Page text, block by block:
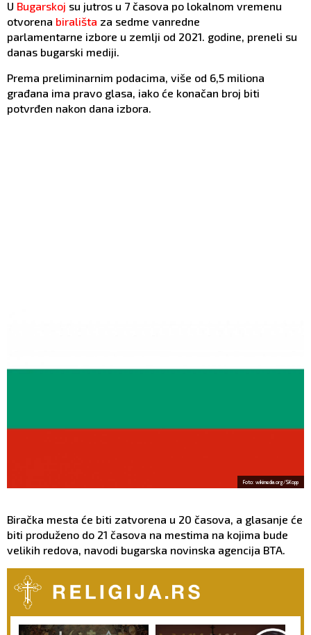
U Bugarskoj su jutros u 7 časova po lokalnom vremenu
otvorena birališta za sedme vanredne
parlamentarne izbore u zemlji od 2021. godine, preneli su
danas bugarski mediji.
Prema preliminarnim podacima, više od 6,5 miliona
građana ima pravo glasa, iako će konačan broj biti
potvrđen nakon dana izbora.
Foto: wikimedia.org/SKopp
Biračka mesta će biti zatvorena u 20 časova, a glasanje će
biti produženo do 21 časova na mestima na kojima bude
velikih redova, navodi bugarska novinska agencija BTA.